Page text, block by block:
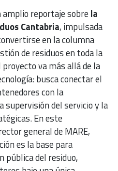
amplio reportaje sobrela
Cantabria, impulsada
en la columna
de residuos en toda la
va más allá de la
busca conectar el
con la
supervisión del servicio y la
En este
general de MARE,
es la base para
pública del residuo,